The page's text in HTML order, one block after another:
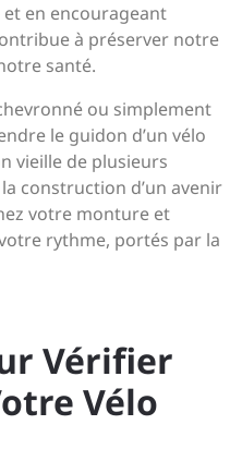
en encourageant
à préserver notre
santé.
ou simplement
le guidon d’un vélo
vieille de plusieurs
construction d’un avenir
votre monture et
rythme, portés par la
Vérifier
Vélo